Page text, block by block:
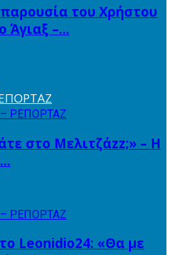
παρουσία του Χρήστου
Άγιαξ –…
– ΡΕΠΟΡΤΑΖ
στο Μελιτζάzz;» – Η
– ΡΕΠΟΡΤΑΖ
Leonidio24: «Θα με